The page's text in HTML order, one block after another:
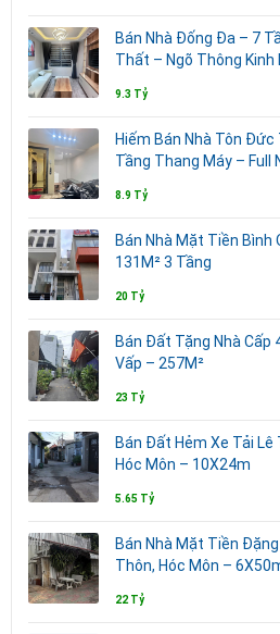
Bán Nhà Đống Đa – 7
Thất – Ngõ Thông Kinh
9.3 Tỷ
Hiếm Bán Nhà Tôn
Tầng Thang Máy – Full
8.9 Tỷ
Bán Nhà Mặt Tiền Bình
131M² 3 Tầng
20 Tỷ
Bán Đất Tặng Nhà Cấp
Vấp – 257M²
23 Tỷ
Bán Đất Hẻm Xe Tải
Hóc Môn – 10X24m
5.65 Tỷ
Bán Nhà Mặt Tiền
Thôn, Hóc Môn –
22 Tỷ